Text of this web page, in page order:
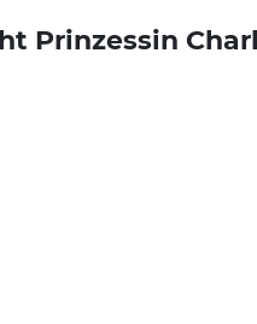
Prinzessin